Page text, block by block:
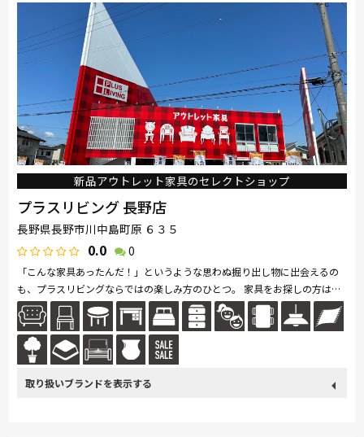
新品アウトレット家具のセレクトショップ
プラスリビング 長野店
長野県長野市川中島町原 ６３５
0.0 0
「こんな家具あったんだ！」というような思わぬ掘り出し物に出会えるの
も、プラスリビングならではの楽しみ方のひとつ。 家具をお探しの方は是
非、プラスリビングでもインテリアをご覧ください！ また、価格...続きを
読む